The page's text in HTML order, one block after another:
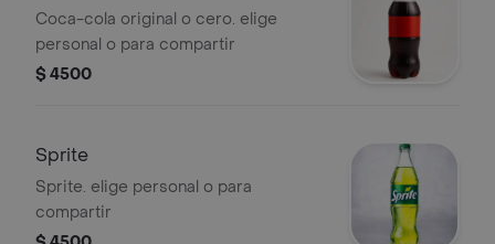
Coca-cola original o cero. elige
personal o para compartir
$ 4500
Sprite
Sprite. elige personal o para
compartir